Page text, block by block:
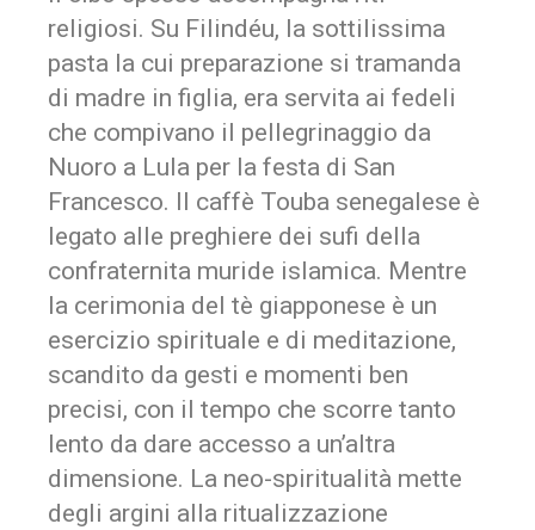
religiosi. Su Filindéu, la sottilissima
pasta la cui preparazione si tramanda
di madre in figlia, era servita ai fedeli
che compivano il pellegrinaggio da
Nuoro a Lula per la festa di San
Francesco. Il caffè Touba senegalese è
legato alle preghiere dei sufi della
confraternita muride islamica. Mentre
la cerimonia del tè giapponese è un
esercizio spirituale e di meditazione,
scandito da gesti e momenti ben
precisi, con il tempo che scorre tanto
lento da dare accesso a un’altra
dimensione. La neo-spiritualità mette
degli argini alla ritualizzazione